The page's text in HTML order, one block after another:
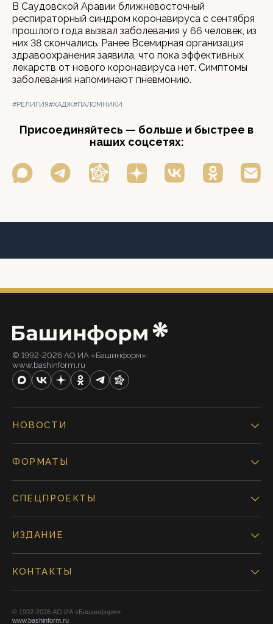
В Саудовской Аравии ближневосточный
респираторный синдром коронавируса с сентября
прошлого года вызвал заболевания у 66 человек, из
них 38 скончались. Ранее Всемирная организация
здравоохранения заявила, что пока эффективных
лекарств от нового коронавируса нет. Симптомы
заболевания напоминают пневмонию.
#РЕЛИГИЯ#ХАДЖ#ПАЛОМНИКИ
Присоединяйтесь — больше и быстрее в
наших соцсетях:
© 1992-2026 АО ИА «Башинформ».
www.bashinform.ru
НОВОСТИ
ФОРМАТЫ
СПЕЦПРОЕКТЫ
ИЗДАНИЕ
КОНТАКТЫ
© 1992-2026 АО ИА «Башинформ».
www.bashinform.ru